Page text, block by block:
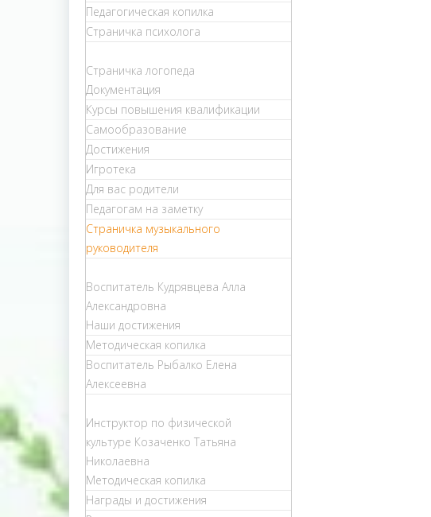
Педагогическая копилка
Страничка психолога
Страничка логопеда
Документация
Курсы повышения квалификации
Самообразование
Достижения
Игротека
Для вас родители
Педагогам на заметку
Страничка музыкального
руководителя
Воспитатель Кудрявцева Алла
Александровна
Наши достижения
Методическая копилка
Воспитатель Рыбалко Елена
Алексеевна
Инструктор по физической
культуре Козаченко Татьяна
Николаевна
Методическая копилка
Награды и достижения